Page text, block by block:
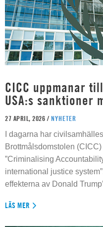
CICC uppmanar
USA:s sanktioner
27 APRIL, 2026 / NYHETER
I dagarna har
Brottmålsdomstolen
”Criminalising
international justice
effekterna av Donald
LÄS MER